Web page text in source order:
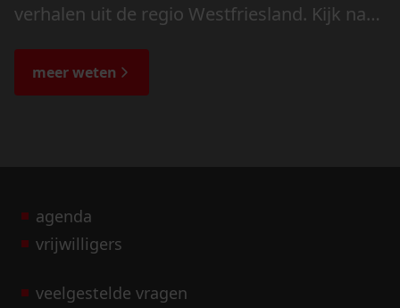
verhalen uit de regio Westfriesland. Kijk naar
de bijzondere verhalen.
meer weten
agenda
vrijwilligers
veelgestelde vragen